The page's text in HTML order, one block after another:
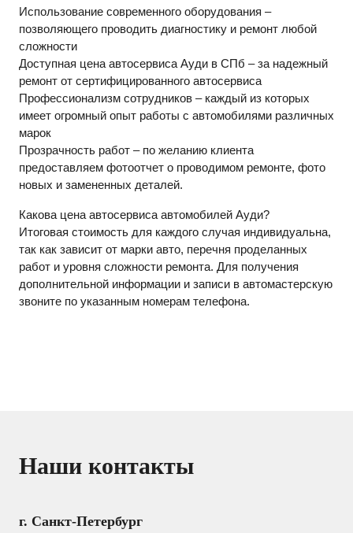
Использование современного оборудования –
позволяющего проводить диагностику и ремонт любой
сложности
Доступная цена автосервиса Ауди в СПб – за надежный
ремонт от сертифицированного автосервиса
Профессионализм сотрудников – каждый из которых
имеет огромный опыт работы с автомобилями различных
марок
Прозрачность работ – по желанию клиента
предоставляем фотоотчет о проводимом ремонте, фото
новых и замененных деталей.
Какова цена автосервиса автомобилей Ауди?
Итоговая стоимость для каждого случая индивидуальна,
так как зависит от марки авто, перечня проделанных
работ и уровня сложности ремонта. Для получения
дополнительной информации и записи в автомастерскую
звоните по указанным номерам телефона.
Наши контакты
г. Санкт-Петербург